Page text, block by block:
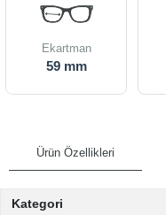
Ekartman
59 mm
Ürün Özellikleri
Kategori